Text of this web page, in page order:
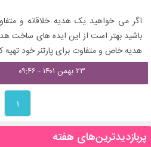
باشید بهتر است از این ایده های ساخت
هدیه خاص و متفاوت برای پارتنر خود تهیه
۲۳ بهمن ۱۴۰۱ - ۰۹:۴۶
۱
پربازدیدترین‌های هفته